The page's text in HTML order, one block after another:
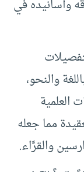
وأسانيده في
والنحو،
العلمية
مما جعله
والقرَّاء.